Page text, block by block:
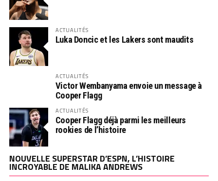
ACTUALITÉS
Luka Doncic et les Lakers sont maudits
ACTUALITÉS
Victor Wembanyama envoie un message à
Cooper Flagg
ACTUALITÉS
Cooper Flagg déjà parmi les meilleurs
rookies de l’histoire
NOUVELLE SUPERSTAR D’ESPN, L’HISTOIRE
INCROYABLE DE MALIKA ANDREWS